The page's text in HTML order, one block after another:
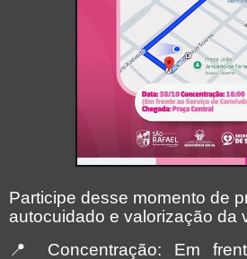
Participe desse momento de
autocuidado e valorização da
📍
Concentração: Em